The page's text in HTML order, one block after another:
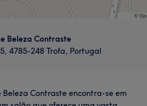
Beleza Contraste
4785-248 Trofa, Portugal
Contraste encontra-se em